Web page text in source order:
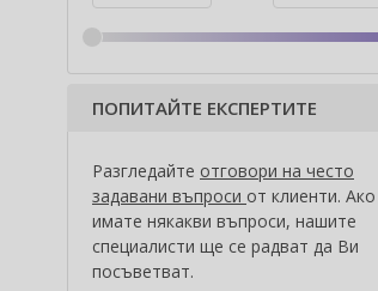
Ahava (49)
Aigner (43)
Ajmal (87)
Al Haramain (185)
Alberta Ferretti (1)
Alcina (156)
Alexander McQueen (2)
Alexandre.J (34)
Alfaparf Milano (175)
ПОПИТАЙТЕ ЕКСПЕРТИТЕ
Разгледайте отговори на често
задавани въпроси от клиенти. Ако
имате някакви въпроси, нашите
специалисти ще се радват да Ви
посъветват.